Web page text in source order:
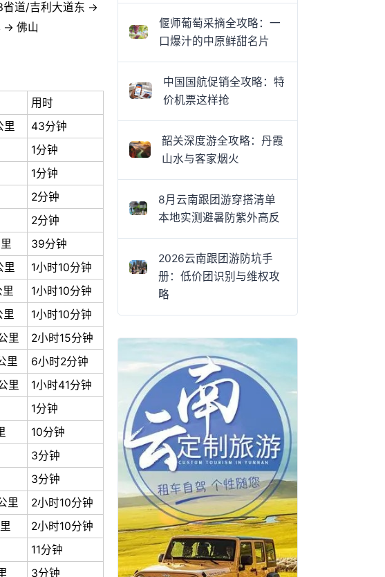
道/吉利大道东 →
→ 佛山
用时
里
43分钟
1分钟
1分钟
2分钟
2分钟
39分钟
里
1小时10分钟
1小时10分钟
1小时10分钟
里
2小时15分钟
里
6小时2分钟
里
1小时41分钟
1分钟
10分钟
3分钟
3分钟
里
2小时10分钟
2小时10分钟
11分钟
3分钟
偃师葡萄采摘全攻略：一
口爆汁的中原鲜甜名片
中国国航促销全攻略：特
价机票这样抢
韶关深度游全攻略：丹霞
山水与客家烟火
8月云南跟团游穿搭清单
本地实测避暑防紫外高反
2026云南跟团游防坑手
册：低价团识别与维权攻
略